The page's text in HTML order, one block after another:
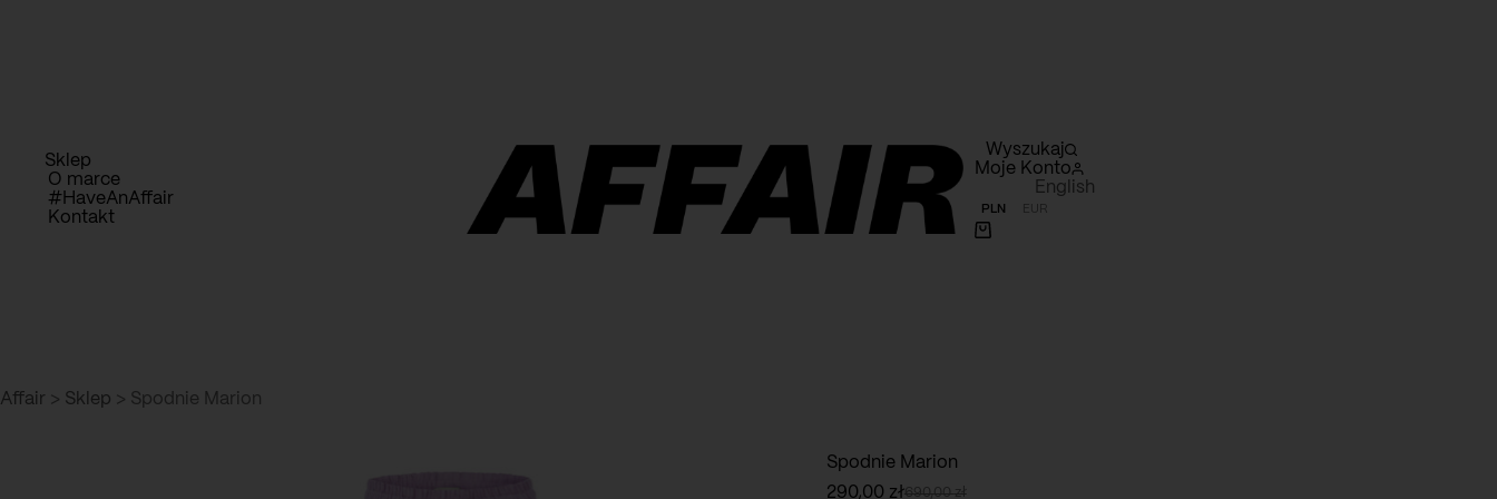
Sklep
O marce
#HaveAnAffair
Kontakt
Wyszukaj
Moje Konto
English
PLN EUR
Koszyk
Affair > Sklep > Spodnie Marion
Spodnie Marion
690,00zł
290,00 zł